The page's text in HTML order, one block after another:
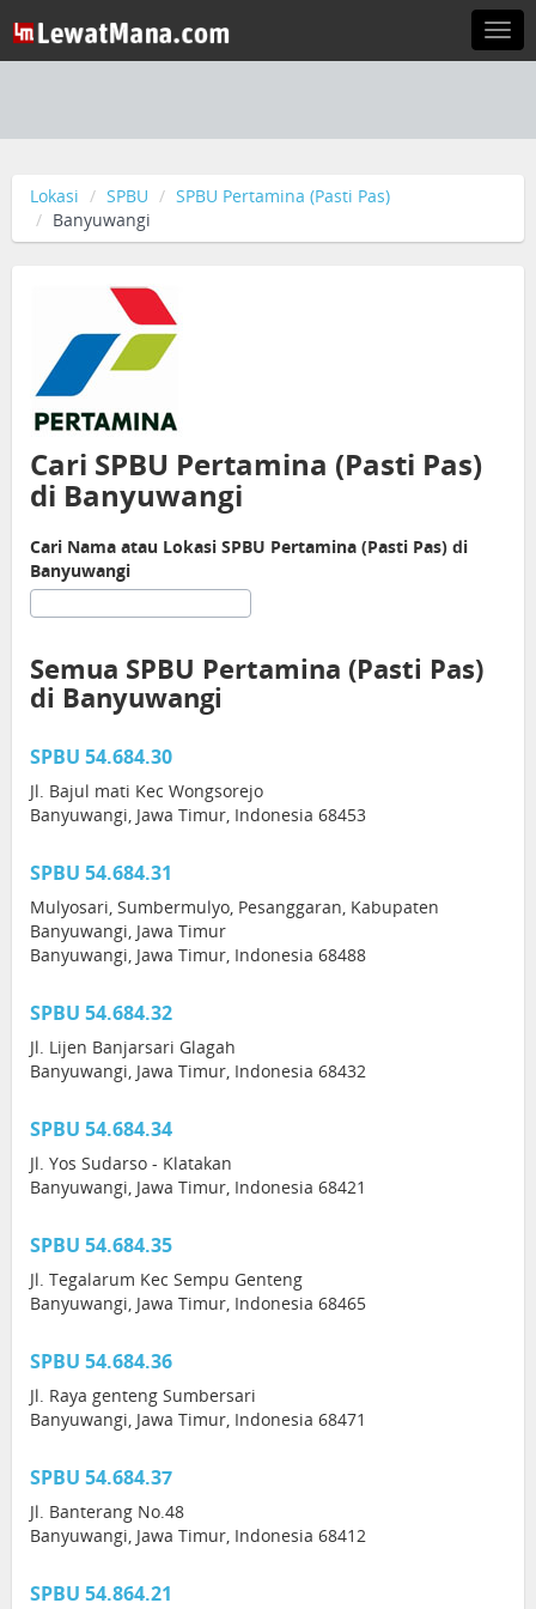
Lokasi SPBU
SPBU Pertamina (Pasti Pas)
Banyuwangi
Cari SPBU Pertamina (Pasti Pas)
di Banyuwangi
Cari Nama atau Lokasi SPBU Pertamina (Pasti Pas) di
Banyuwangi
Semua SPBU Pertamina (Pasti Pas)
di Banyuwangi
SPBU 54.684.30
Jl. Bajul mati Kec Wongsorejo
Banyuwangi, Jawa Timur, Indonesia 68453
SPBU 54.684.31
Mulyosari, Sumbermulyo, Pesanggaran, Kabupaten
Banyuwangi, Jawa Timur
Banyuwangi, Jawa Timur, Indonesia 68488
SPBU 54.684.32
Jl. Lijen Banjarsari Glagah
Banyuwangi, Jawa Timur, Indonesia 68432
SPBU 54.684.34
Jl. Yos Sudarso - Klatakan
Banyuwangi, Jawa Timur, Indonesia 68421
SPBU 54.684.35
Jl. Tegalarum Kec Sempu Genteng
Banyuwangi, Jawa Timur, Indonesia 68465
SPBU 54.684.36
Jl. Raya genteng Sumbersari
Banyuwangi, Jawa Timur, Indonesia 68471
SPBU 54.684.37
Jl. Banterang No.48
Banyuwangi, Jawa Timur, Indonesia 68412
SPBU 54.864.21